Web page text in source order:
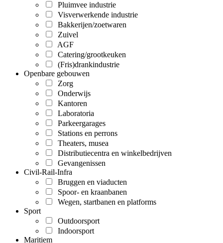
Pluimvee industrie
Visverwerkende industrie
Bakkerijen/zoetwaren
Zuivel
AGF
Catering/grootkeuken
(Fris)drankindustrie
Openbare gebouwen
Zorg
Onderwijs
Kantoren
Laboratoria
Parkeergarages
Stations en perrons
Theaters, musea
Distributiecentra en winkelbedrijven
Gevangenissen
Civil-Rail-Infra
Bruggen en viaducten
Spoor- en kraanbanen
Wegen, startbanen en platforms
Sport
Outdoorsport
Indoorsport
Maritiem